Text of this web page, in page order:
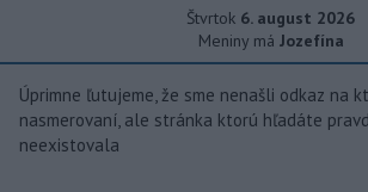
Štvrtok 6. august 2026
Meniny má Jozefína
Úprimne ľutujeme, že sme nenašli odkaz na
nasmerovaní, ale stránka ktorú hľadáte
neexistovala